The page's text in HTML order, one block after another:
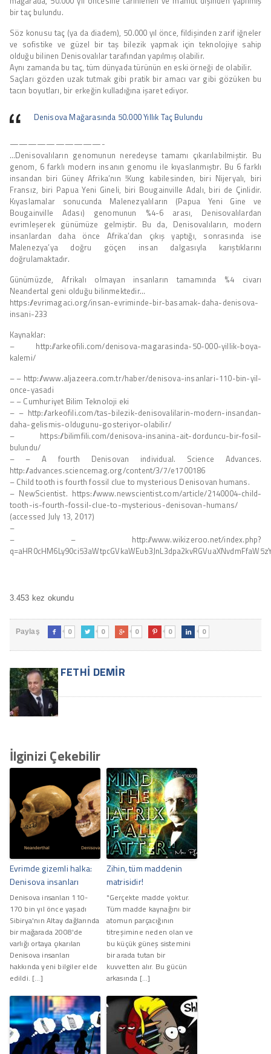
bir taç bulundu.
Söz konusu taç (ya da diadem), 50.000 yıl önce, fildişinden zarif iğneler
ve sofistike ve güzel bir taş bilezik yapmak için teknolojiye sahip
olduğu bilinen Denisovalılar tarafından yapılmış olabilir.
Aynı zamanda bu taç, tüm dünyada türünün en eski örneği de olabilir.
Saçları gözden uzak tutmak gibi pratik bir amacı var gibi gözüken bu
tacın boyutları, bir erkeğin kulladığına işaret ediyor.
Denisova Mağarasında 50.000 Yıllık Taç Bulundu
——————————-
…Denisovalıların genomunun neredeyse tamamı çıkarılabilmiştir. Bu
genom, 6 farklı modern insanın genomu ile kıyaslanmıştır. Bu 6 farklı
insandan biri Güney Afrika’nın !Kung kabilesinden, biri Nijeryalı, biri
Fransız, biri Papua Yeni Gineli, biri Bougainville Adalı, biri de Çinlidir.
Kıyaslamalar sonucunda Malenezyalıların (Papua Yeni Gine ve
Bougainville Adası) genomunun %4-6 arası, Denisovalılardan
evrimleşerek günümüze gelmiştir. Bu da, Denisovalıların, modern
insanlardan daha önce Afrika’dan çıkış yaptığı, sonrasında ise
Malenezya’ya doğru göçen insan dalgasıyla karıştıklarını
doğrulamaktadır.
Günümüzde, Afrikalı olmayan insanların tamamında %4 civarı
Neandertal geni olduğu bilinmektedir…
https://evrimagaci.org/insan-evriminde-bir-basamak-daha-denisova-
insani-233
Kaynaklar:
– http://arkeofili.com/denisova-magarasinda-50-000-yillik-boya-
kalemi/
– – http://www.aljazeera.com.tr/haber/denisova-insanlari-110-bin-yil-
once-yasadi
– – Cumhuriyet Bilim Teknoloji eki
– – http://arkeofili.com/tas-bilezik-denisovalilarin-modern-insandan-
daha-gelismis-oldugunu-gosteriyor-olabilir/
– https://bilimfili.com/denisova-insanina-ait-dorduncu-bir-fosil-
bulundu/
– – A fourth Denisovan individual. Science Advances.
http://advances.sciencemag.org/content/3/7/e1700186
– Child tooth is fourth fossil clue to mysterious Denisovan humans.
– NewScientist. https://www.newscientist.com/article/2140004-child-
tooth-is-fourth-fossil-clue-to-mysterious-denisovan-humans/
(accessed July 13, 2017)
–
– – http://www.wikizeroo.net/index.php?
3.453 kez okundu
Paylaş  0  0  0  0  0
FETHI DEMIR
İlginizi Çekebilir
Evrimde gizemli halka:
Denisova insanları
Denisova insanları 110-
170 bin yıl önce yaşadı
Sibirya'nın Altay dağlarında
bir mağarada 2008'de
varlığı ortaya çıkarılan
Denisova insanları
hakkında yeni bilgiler elde
edildi. […]
Zihin, tüm maddenin
matrisidir!
"Gerçekte madde yoktur.
Tüm madde kaynağını bir
atomun parçacığının
titreşimine neden olan ve
bu küçük güneş sistemini
bir arada tutan bir
kuvvetten alır. Bu gücün
arkasında […]